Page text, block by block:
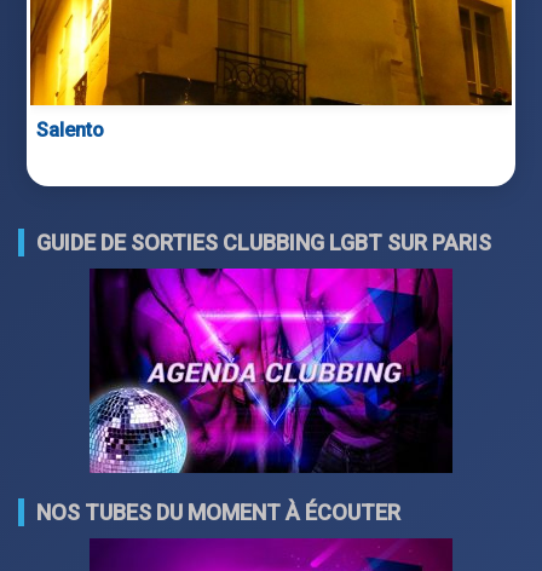
Salento
GUIDE DE SORTIES CLUBBING LGBT SUR PARIS
NOS TUBES DU MOMENT À ÉCOUTER